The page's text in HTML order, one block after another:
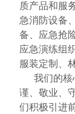
质产品和服
急消防设备
备、应急抢
应急演练组
服装定制、
我们的核
谨、敬业、
们积极引进